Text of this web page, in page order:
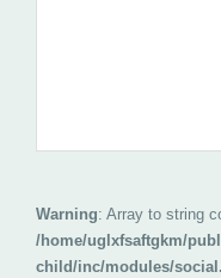
Warning: Array to string
/home/uglxfsaftgkm/
child/inc/modules/